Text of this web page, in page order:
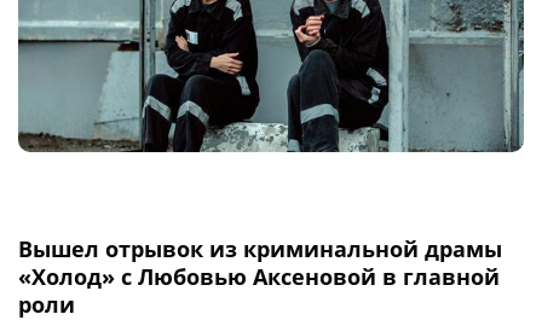
Вышел отрывок из криминальной драмы
«Холод» с Любовью Аксеновой в главной
роли